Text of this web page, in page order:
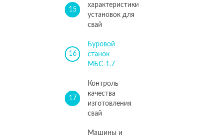
15
характеристики
установок для
свай
16
Буровой
станок
МБС-1.7
17
Контроль
качества
изготовления
свай
Машины и